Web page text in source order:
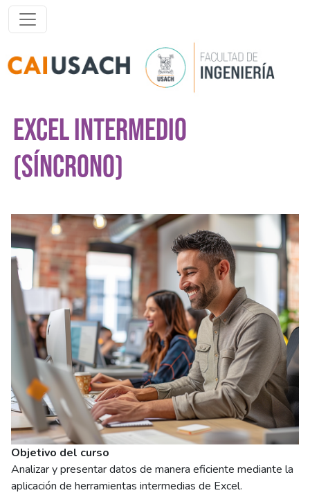
Pasar al contenido principal
EXCEL INTERMEDIO
(SÍNCRONO)
Imagen del curso
Objetivo del curso
Analizar y presentar datos de manera eficiente mediante la
aplicación de herramientas intermedias de Excel.